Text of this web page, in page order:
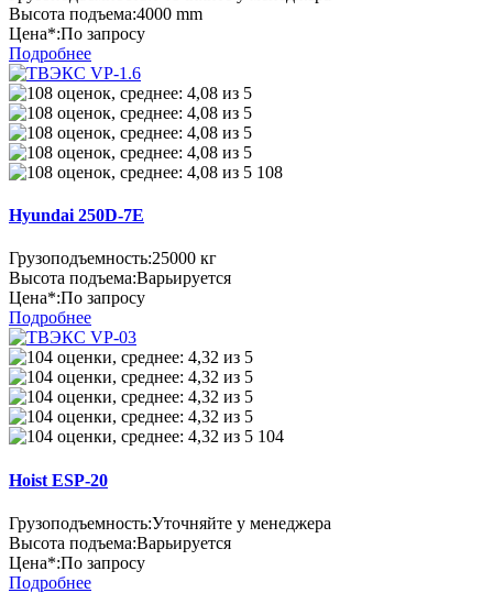
Высота подъема:4000 mm
Цена*:По запросу
Подробнее
108
Hyundai 250D-7E
Грузоподъемность:25000 кг
Высота подъема:Варьируется
Цена*:По запросу
Подробнее
104
Hoist ESP-20
Грузоподъемность:Уточняйте у менеджера
Высота подъема:Варьируется
Цена*:По запросу
Подробнее